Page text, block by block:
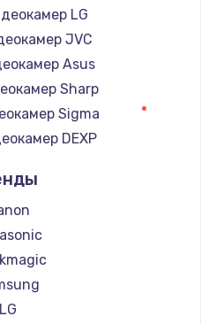
LG
JVC
Asus
Sharp
Sigma
DEXP
LG